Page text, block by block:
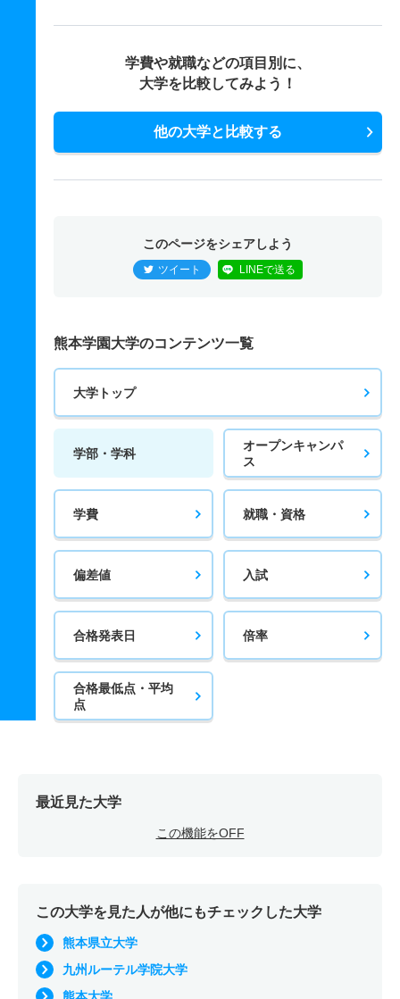
学費や就職などの項目別に、
大学を比較してみよう！
他の大学と比較する
このページをシェアしよう
ツイート LINEで送る
熊本学園大学のコンテンツ一覧
大学トップ
学部・学科
オープンキャンパ
ス
学費 就職・資格
偏差値 入試
合格発表日 倍率
合格最低点・平均
点
最近見た大学
この機能をOFF
この大学を見た人が他にもチェックした大学
熊本県立大学
九州ルーテル学院大学